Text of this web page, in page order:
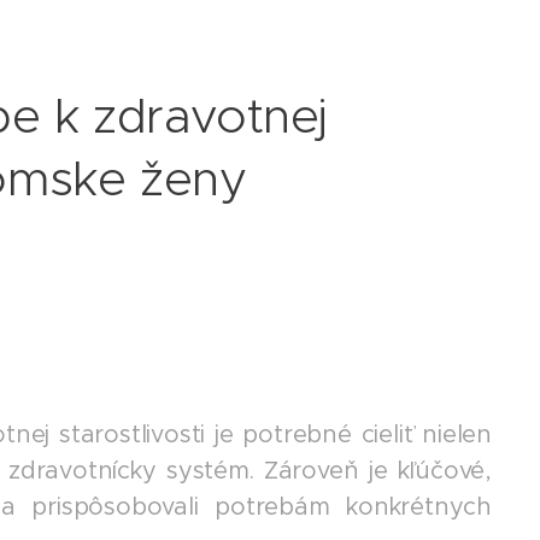
k zdravotnej
ženy
starostlivosti je potrebné cieliť nielen
systém. Zároveň je kľúčové,
potrebám konkrétnych